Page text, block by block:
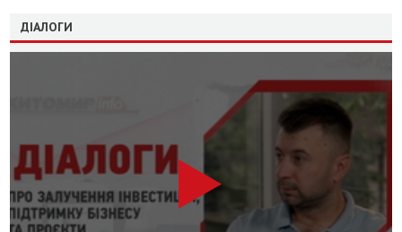
ДІАЛОГИ